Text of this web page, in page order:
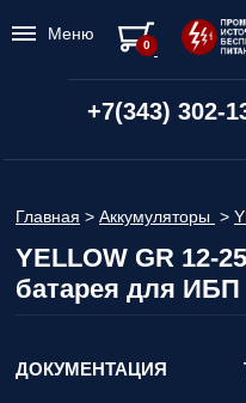
+7(343) 302-
Главная > Аккумуляторы >
YELLOW GR 12-
батарея для ИБП
ДОКУМЕНТАЦИЯ
Меню
0